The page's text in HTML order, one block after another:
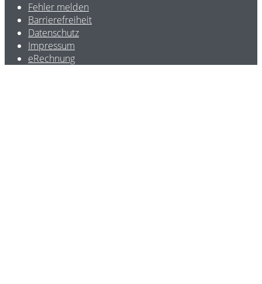
Fehler melden
Barrierefreiheit
Datenschutz
Impressum
eRechnung